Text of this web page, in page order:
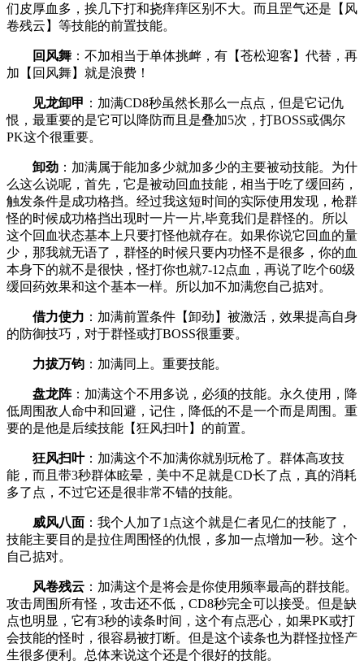
们皮厚血多，挨几下打和挠痒痒区别不大。而且罡气还是【风
卷残云】等技能的前置技能。
回风舞 ：不加相当于单体挑衅，有【苍松迎客】代替，再
加【回风舞】就是浪费！
见龙卸甲 ：加满CD8秒虽然长那么一点点，但是它记仇
恨，最重要的是它可以降防而且是叠加5次，打BOSS或偶尔
PK这个很重要。
卸劲 ：加满属于能加多少就加多少的主要被动技能。为什
么这么说呢，首先，它是被动回血技能，相当于吃了缓回药，
触发条件是成功格挡。经过我这短时间的实际使用发现，枪群
怪的时候成功格挡出现时一片一片,毕竟我们是群怪的。所以
这个回血状态基本上只要打怪他就存在。如果你说它回血的量
少，那我就无语了，群怪的时候只要内功怪不是很多，你的血
本身下的就不是很快，怪打你也就7-12点血，再说了吃个60级
缓回药效果和这个基本一样。所以加不加满您自己掂对。
借力使力 ：加满前置条件【卸劲】被激活，效果提高自身
的防御技巧，对于群怪或打BOSS很重要。
力拔万钧 ：加满同上。重要技能。
盘龙阵：加满这个不用多说，必须的技能。永久使用，降
低周围敌人命中和回避，记住，降低的不是一个而是周围。重
要的是他是后续技能【狂风扫叶】的前置。
狂风扫叶：加满这个不加满你就别玩枪了。群体高攻技
能，而且带3秒群体眩晕，美中不足就是CD长了点，真的消耗
多了点，不过它还是很非常不错的技能。
威风八面 ：我个人加了1点这个就是仁者见仁的技能了，
技能主要目的是拉住周围怪的仇恨，多加一点增加一秒。这个
自己掂对。
风卷残云 ：加满这个是将会是你使用频率最高的群技能。
攻击周围所有怪，攻击还不低，CD8秒完全可以接受。但是缺
点也明显，它有3秒的读条时间，这个有点恶心，如果PK或打
会技能的怪时，很容易被打断。但是这个读条也为群怪拉怪产
生很多便利。总体来说这个还是个很好的技能。